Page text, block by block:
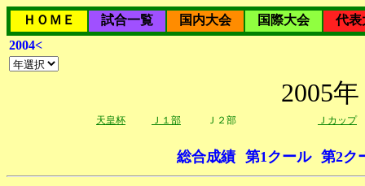
ＨＯＭＥ 試合一覧 国内大会 国際大会
代表
2004<
2005
天皇杯 Ｊ１部 Ｊ２部 Ｊカップ
総合成績 第1クール 第2ク